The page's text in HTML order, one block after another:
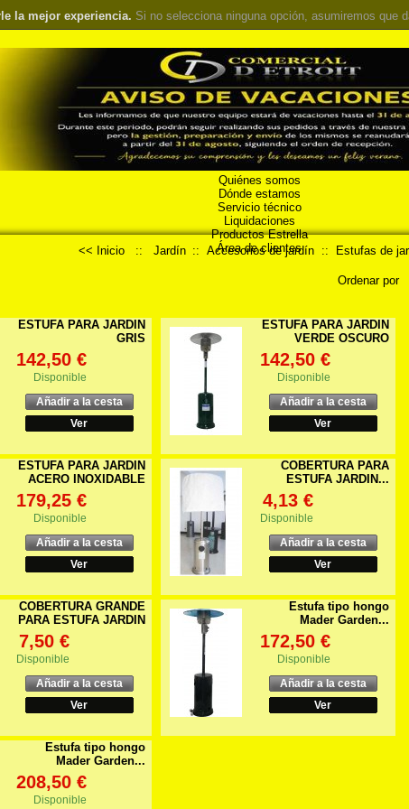
la mejor experiencia. Si no selecciona ninguna opción, asumiremos que
Quiénes somos
Dónde estamos
Servicio técnico
Liquidaciones
Productos Estrella
Área de clientes
<< Inicio :: Jardín :: Accesorios de jardín :: Estufas de
Ordenar por
ESTUFA PARA JARDIN
GRIS
142,50 €
Disponible
Añadir a la cesta
Ver
ESTUFA PARA JARDIN
VERDE OSCURO
142,50 €
Disponible
Añadir a la cesta
Ver
ESTUFA PARA JARDIN
ACERO INOXIDABLE
179,25 €
Disponible
Añadir a la cesta
Ver
COBERTURA PARA
ESTUFA JARDIN...
4,13 €
Disponible
Añadir a la cesta
Ver
COBERTURA GRANDE
PARA ESTUFA JARDIN
7,50 €
Disponible
Añadir a la cesta
Ver
Estufa tipo hongo
Mader Garden...
172,50 €
Disponible
Añadir a la cesta
Ver
Estufa tipo hongo
Mader Garden...
208,50 €
Disponible